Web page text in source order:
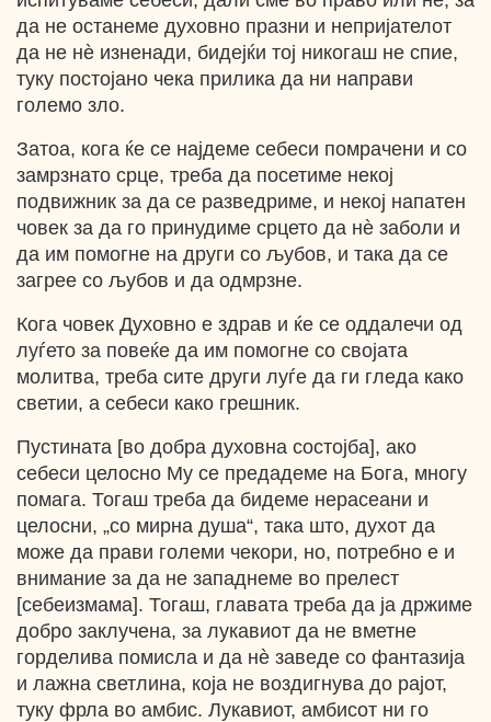
да не останеме духовно празни и непријателот
да не нѐ изненади, бидејќи тој никогаш не спие,
туку постојано чека прилика да ни направи
големо зло.
Затоа, кога ќе се најдеме себеси помрачени и со
замрзнато срце, треба да посетиме некој
подвижник за да се разведриме, и некој напатен
човек за да го принудиме срцето да нѐ заболи и
да им помогне на други со љубов, и така да се
загрее со љубов и да одмрзне.
Кога човек Духовно е здрав и ќе се оддалечи од
луѓето за повеќе да им помогне со својата
молитва, треба сите други луѓе да ги гледа како
светии, а себеси како грешник.
Пустината [во добра духовна состојба], ако
себеси целосно Му се предадеме на Бога, многу
помага. Тогаш треба да бидеме нерасеани и
целосни, „со мирна душа“, така што, духот да
може да прави големи чекори, но, потребно е и
внимание за да не западнеме во прелест
[себеизмама]. Тогаш, главата треба да ја држиме
добро заклучена, за лукавиот да не вметне
горделива помисла и да нѐ заведе со фантазија
и лажна светлина, која не воздигнува до рајот,
туку фрла во амбис. Лукавиот, амбисот ни го